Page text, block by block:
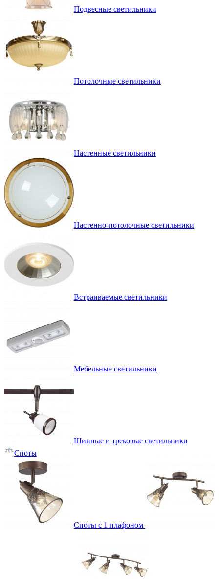
Подвесные светильники
Потолочные светильники
Настенные светильники
Настенно-потолочные светильники
Встраиваемые светильники
Мебельные светильники
Шинные и трековые светильники
Споты
Споты с 1 плафоном